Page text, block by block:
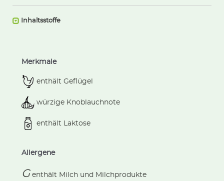
Inhaltsstoffe
Merkmale
enthält Geflügel
würzige Knoblauchnote
enthält Laktose
Allergene
G enthält Milch und Milchprodukte